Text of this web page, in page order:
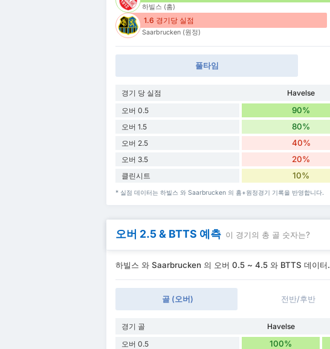
하빌스 (홈)
1.6 경기당 실점
Saarbrucken (원정)
풀타임
경기 당 실점 Havelse
오버 0.5
90%
오버 1.5 80%
오버 2.5 40%
오버 3.5 20%
클린시트 10%
* 실점 데이터는 하빌스 와 Saarbrucken 의 홈+원정경기 기록을 반영합니다.
오버 2.5 & BTTS 예측 이 경기의 총 골 숫자는?
하빌스 와 Saarbrucken 의 오버 0.5 ~ 4.5 와 BTTS 데이터.
골 (오버) 전반/후반
경기 골 Havelse
오버 0.5
100%